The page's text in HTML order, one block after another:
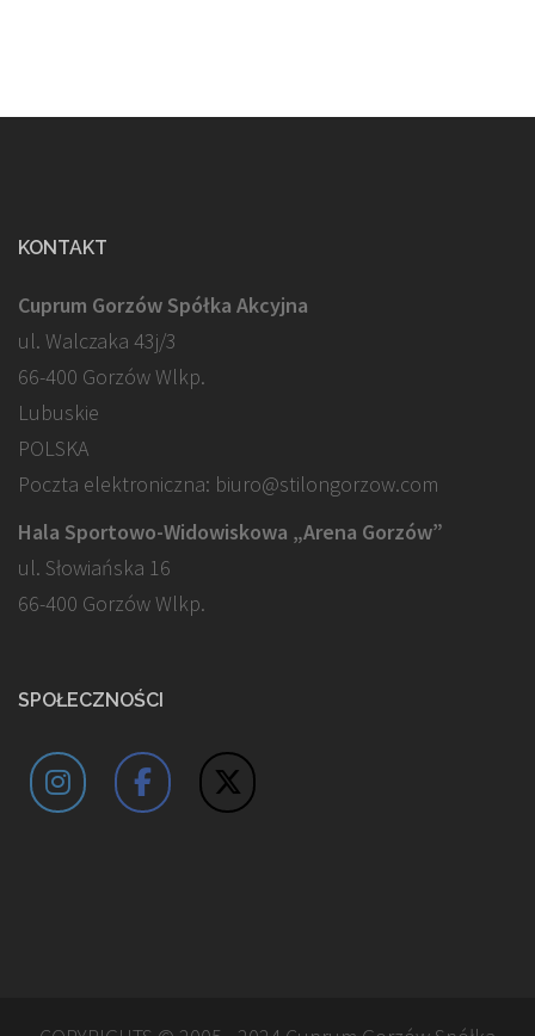
KONTAKT
Cuprum Gorzów Spółka Akcyjna
ul. Walczaka 43j/3
66-400 Gorzów Wlkp.
Lubuskie
POLSKA
Poczta elektroniczna: biuro@stilongorzow.com
Hala Sportowo-Widowiskowa „Arena Gorzów”
ul. Słowiańska 16
66-400 Gorzów Wlkp.
SPOŁECZNOŚCI